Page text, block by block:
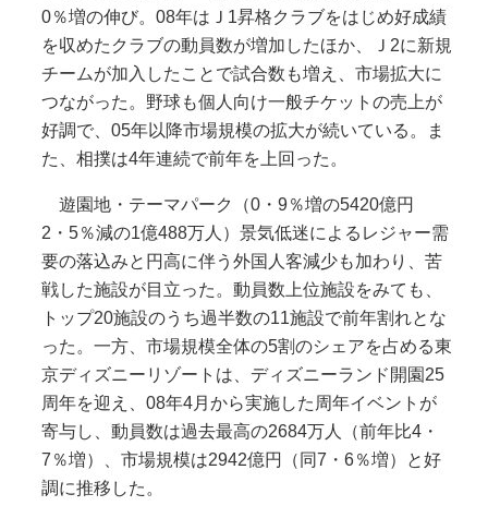
0％増の伸び。08年はＪ1昇格クラブをはじめ好成績
を収めたクラブの動員数が増加したほか、Ｊ2に新規
チームが加入したことで試合数も増え、市場拡大に
つながった。野球も個人向け一般チケットの売上が
好調で、05年以降市場規模の拡大が続いている。ま
た、相撲は4年連続で前年を上回った。
遊園地・テーマパーク（0・9％増の5420億円
2・5％減の1億488万人）景気低迷によるレジャー需
要の落込みと円高に伴う外国人客減少も加わり、苦
戦した施設が目立った。動員数上位施設をみても、
トップ20施設のうち過半数の11施設で前年割れとな
った。一方、市場規模全体の5割のシェアを占める東
京ディズニーリゾートは、ディズニーランド開園25
周年を迎え、08年4月から実施した周年イベントが
寄与し、動員数は過去最高の2684万人（前年比4・
7％増）、市場規模は2942億円（同7・6％増）と好
調に推移した。